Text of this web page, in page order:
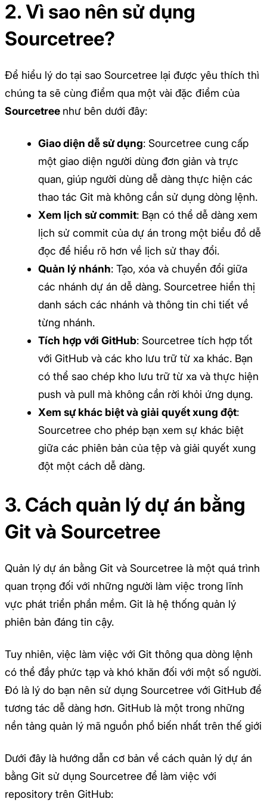
2. Vì sao nên sử dụng
Sourcetree?
Để hiểu lý do tại sao Sourcetree lại được yêu thích thì
chúng ta sẽ cùng điểm qua một vài đặc điểm của
Sourcetree như bên dưới đây:
Giao diện dễ sử dụng: Sourcetree cung cấp
một giao diện người dùng đơn giản và trực
quan, giúp người dùng dễ dàng thực hiện các
thao tác Git mà không cần sử dụng dòng lệnh.
Xem lịch sử commit: Bạn có thể dễ dàng xem
lịch sử commit của dự án trong một biểu đồ dễ
đọc để hiểu rõ hơn về lịch sử thay đổi.
Quản lý nhánh: Tạo, xóa và chuyển đổi giữa
các nhánh dự án dễ dàng. Sourcetree hiển thị
danh sách các nhánh và thông tin chi tiết về
từng nhánh.
Tích hợp với GitHub: Sourcetree tích hợp tốt
với GitHub và các kho lưu trữ từ xa khác. Bạn
có thể sao chép kho lưu trữ từ xa và thực hiện
push và pull mà không cần rời khỏi ứng dụng.
Xem sự khác biệt và giải quyết xung đột:
Sourcetree cho phép bạn xem sự khác biệt
giữa các phiên bản của tệp và giải quyết xung
đột một cách dễ dàng.
3. Cách quản lý dự án bằng
Git và Sourcetree
Quản lý dự án bằng Git và Sourcetree là một quá trình
quan trọng đối với những người làm việc trong lĩnh
vực phát triển phần mềm. Git là hệ thống quản lý
phiên bản đáng tin cậy.
Tuy nhiên, việc làm việc với Git thông qua dòng lệnh
có thể đầy phức tạp và khó khăn đối với một số người.
Đó là lý do bạn nên sử dụng Sourcetree với GitHub để
tương tác dễ dàng hơn. GitHub là một trong những
nền tảng quản lý mã nguồn phổ biến nhất trên thế giới
Dưới đây là hướng dẫn cơ bản về cách quản lý dự án
bằng Git sử dụng Sourcetree để làm việc với
repository trên GitHub: